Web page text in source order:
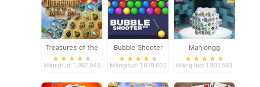
Treasures of the
Mystic Sea
Mängitud: 1,992,948
Bubble Shooter
Mängitud: 1,879,602
Mahjongg
Dimensions
Mängitud: 1,801,593